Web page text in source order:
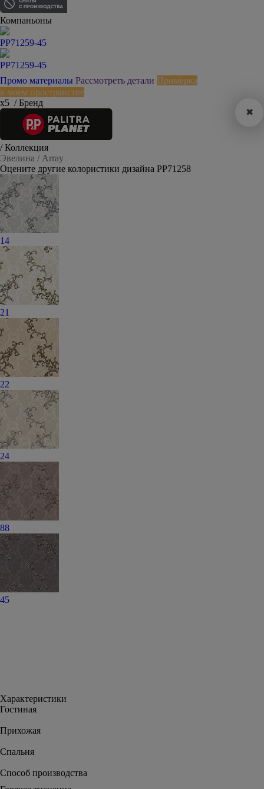
Компаньоны
PP71259-45
PP71259-45
Промо материалы Рассмотреть детали Примерка
в моем пространстве
х5
✖
/ Бренд
/ Коллекция
Эвелина / Array
Оцените другие колористики дизайна PP71258
14
21
22
24
88
45
Характеристики
Гостиная
Прихожая
Спальня
Способ производства